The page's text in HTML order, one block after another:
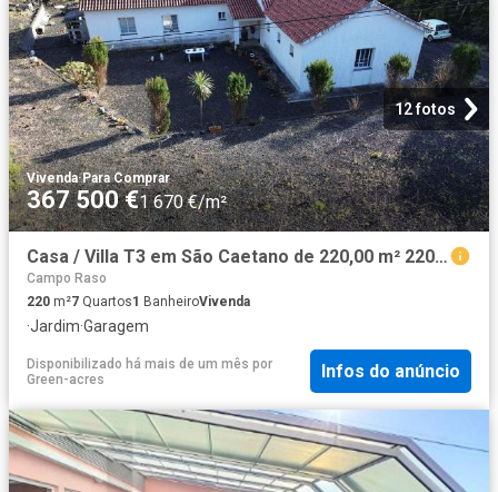
12 fotos
Vivenda·Para Comprar
367 500 €1 670 €/m²
Casa / Villa T3 em São Caetano de 220,00 m² 220m² São Roque Do Pico
Campo Raso
220 m²7 Quartos1 BanheiroVivenda
·Jardim·Garagem
Disponibilizado há mais de um mês por
Green-acres
Infos do anúncio